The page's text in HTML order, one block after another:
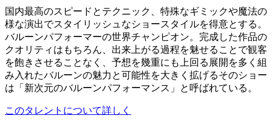
国内最高のスピードとテクニック、特殊なギミックや魔法の
様な演出でスタイリッシュなショースタイルを得意とする。
バルーンパフォーマーの世界チャンピオン。完成した作品の
クオリティはもちろん、出来上がる過程を魅せることで観客
を飽きさせることなく、予想を幾重にも上回る展開を多く組
み入れたバルーンの魅力と可能性を大きく拡げるそのショー
は「新次元のバルーンパフォーマンス」と呼ばれている。
このタレントについて詳しく